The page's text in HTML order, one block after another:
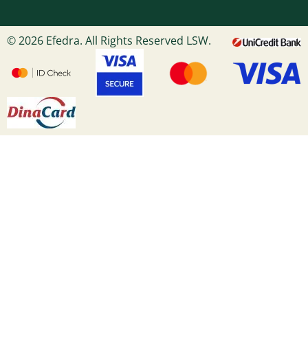
© 2026 Efedra. All Rights Reserved LSW.